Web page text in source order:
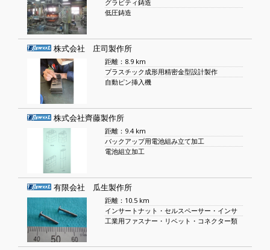
グラビティ鋳造
低圧鋳造
株式会社 庄司製作所
距離：8.9 km
プラスチック成形用精密金型設計製作
自動ピン挿入機
株式会社齊藤製作所
距離：9.4 km
バックアップ用電池組み立て加工
電池組立加工
有限会社 瓜生製作所
距離：10.5 km
インサートナット・セルスペーサー・インサ
工業用ファスナー・リベット・コネクター類